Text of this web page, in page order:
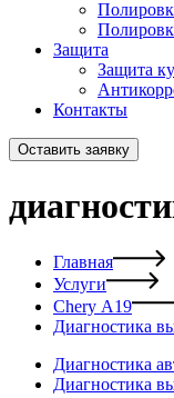
Защита
Защита
Контакты
Оставить заявку
Главная
Услуги
Chery А19
Диагностика
Диагностика
Диагностика